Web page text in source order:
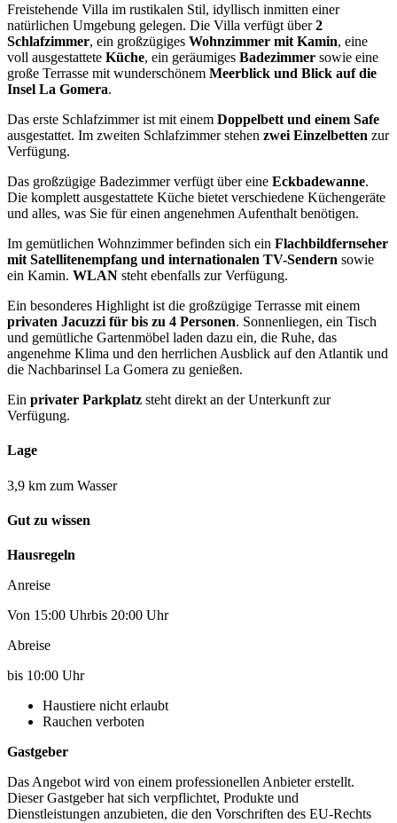
Freistehende Villa im rustikalen Stil, idyllisch inmitten einer
natürlichen Umgebung gelegen. Die Villa verfügt über2
Schlafzimmer, ein großzügiges Wohnzimmer mit Kamin, eine
voll ausgestattete Küche, ein geräumiges Badezimmer sowie eine
große Terrasse mit wunderschönem Meerblick und Blick auf die
Insel La Gomera.
Das erste Schlafzimmer ist mit einem Doppelbett und einem Safe
ausgestattet. Im zweiten Schlafzimmer stehen zwei Einzelbetten zur
Verfügung.
Das großzügige Badezimmer verfügt über eine Eckbadewanne.
Die komplett ausgestattete Küche bietet verschiedene Küchengeräte
und alles, was Sie für einen angenehmen Aufenthalt benötigen.
Im gemütlichen Wohnzimmer befinden sich ein Flachbildfernseher
mit Satellitenempfang und internationalen TV-Sendern sowie
ein Kamin. WLAN steht ebenfalls zur Verfügung.
Ein besonderes Highlight ist die großzügige Terrasse mit einem
privaten Jacuzzi für bis zu 4 Personen. Sonnenliegen, ein Tisch
und gemütliche Gartenmöbel laden dazu ein, die Ruhe, das
angenehme Klima und den herrlichen Ausblick auf den Atlantik und
die Nachbarinsel La Gomera zu genießen.
Ein privater Parkplatz steht direkt an der Unterkunft zur
Verfügung.
Lage
3,9 km zum Wasser
Gut zu wissen
Hausregeln
Anreise
Von 15:00 Uhrbis 20:00 Uhr
Abreise
bis 10:00 Uhr
Haustiere nicht erlaubt
Rauchen verboten
Gastgeber
Das Angebot wird von einem professionellen Anbieter erstellt.
Dieser Gastgeber hat sich verpflichtet, Produkte und
Dienstleistungen anzubieten, die den Vorschriften des EU-Rechts